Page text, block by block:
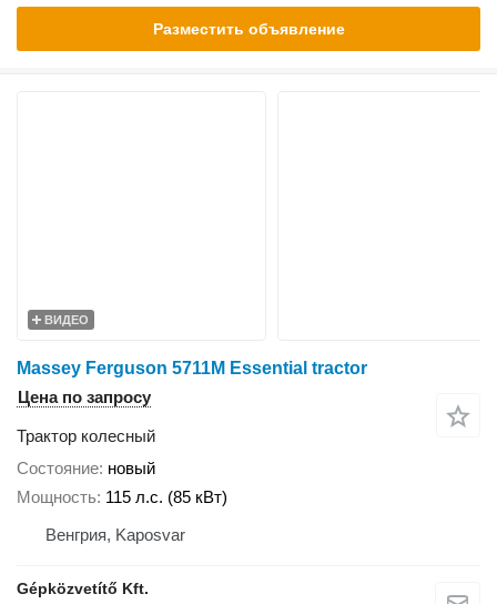
Разместить объявление
ВИДЕО
Massey Ferguson 5711M Essential tractor
Цена по запросу
Трактор колесный
Состояние новый
Мощность 115 л.с. (85 кВт)
Венгрия, Kaposvar
Gépközvetítő Kft.